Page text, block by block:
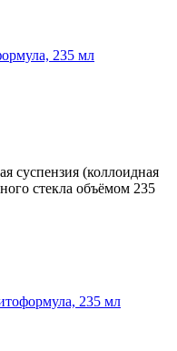
235 мл
суспензия (коллоидная
стекла объёмом 235
235 мл